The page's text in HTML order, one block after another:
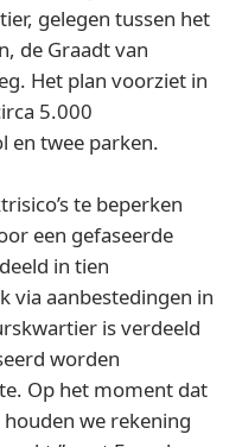
gelegen tussen het
de Graadt van
Het plan voorziet in
5.000
en twee parken.
te beperken
een gefaseerde
in tien
via aanbestedingen in
is verdeeld
worden
Op het moment dat
we rekening